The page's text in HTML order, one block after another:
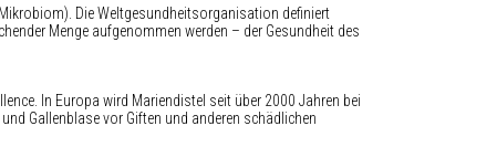
Die Weltgesundheitsorganisation definiert
Menge aufgenommen werden – der Gesundheit des
In Europa wird Mariendistel seit über 2000 Jahren bei
Gallenblase vor Giften und anderen schädlichen